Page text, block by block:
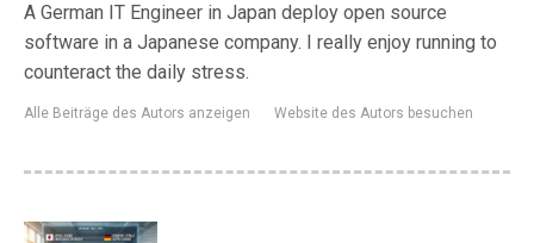
A German IT Engineer in Japan deploy open source
software in a Japanese company. I really enjoy running to
counteract the daily stress.
Alle Beiträge des Autors anzeigen Website des Autors besuchen